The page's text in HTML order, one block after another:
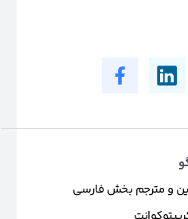
و مترجم بخش فارسی